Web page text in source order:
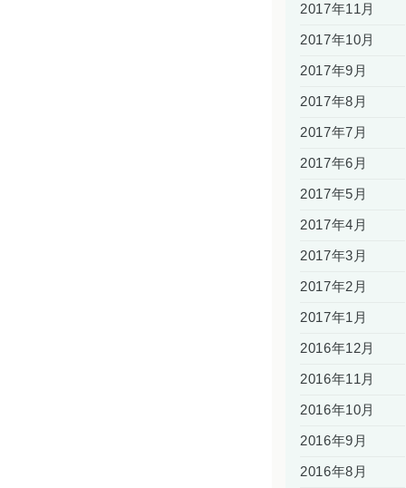
2017年11月
2017年10月
2017年9月
2017年8月
2017年7月
2017年6月
2017年5月
2017年4月
2017年3月
2017年2月
2017年1月
2016年12月
2016年11月
2016年10月
2016年9月
2016年8月